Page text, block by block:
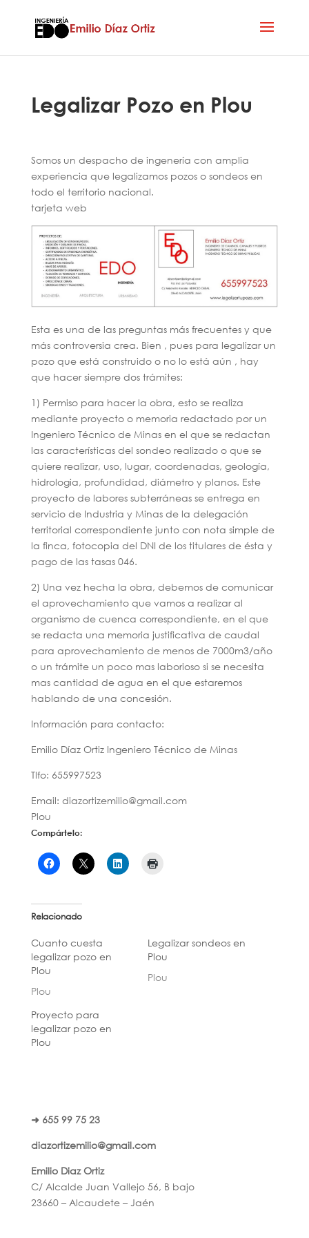
Legalizar Pozo en Plou
Somos un despacho de ingenería con amplia
experiencia que legalizamos pozos o sondeos en
todo el territorio nacional.
tarjeta web
Esta es una de las preguntas más frecuentes y que
más controversia crea. Bien , pues para legalizar un
pozo que está construido o no lo está aún , hay
que hacer siempre dos trámites:
1) Permiso para hacer la obra, esto se realiza
mediante proyecto o memoria redactado por un
Ingeniero Técnico de Minas en el que se redactan
las características del sondeo realizado o que se
quiere realizar, uso, lugar, coordenadas, geología,
hidrologia, profundidad, diámetro y planos. Este
proyecto de labores subterráneas se entrega en
servicio de Industria y Minas de la delegación
territorial correspondiente junto con nota simple de
la finca, fotocopia del DNI de los titulares de ésta y
pago de las tasas 046.
2) Una vez hecha la obra, debemos de comunicar
el aprovechamiento que vamos a realizar al
organismo de cuenca correspondiente, en el que
se redacta una memoria justificativa de caudal
para aprovechamiento de menos de 7000m3/año
o un trámite un poco mas laborioso si se necesita
mas cantidad de agua en el que estaremos
hablando de una concesión.
Información para contacto:
Emilio Díaz Ortiz Ingeniero Técnico de Minas
Tlfo: 655997523
Email: diazortizemilio@gmail.com
Plou
Compártelo:
Relacionado
Cuanto cuesta
legalizar pozo en
Plou
Plou
Legalizar sondeos en
Plou
Plou
Proyecto para
legalizar pozo en
Plou
➜ 655 99 75 23
diazortizemilio@gmail.com
Emilio Diaz Ortiz
C/ Alcalde Juan Vallejo 56, B bajo
23660 – Alcaudete – Jaén